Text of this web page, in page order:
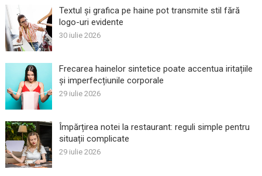
Textul și grafica pe haine pot transmite stil fără
logo-uri evidente
30 iulie 2026
Frecarea hainelor sintetice poate accentua iritațiile
și imperfecțiunile corporale
29 iulie 2026
Împărțirea notei la restaurant: reguli simple pentru
situații complicate
29 iulie 2026